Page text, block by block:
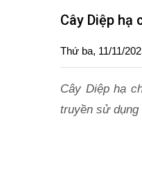
Cây Diệp hạ
Thứ ba, 11/11/
Cây Diệp hạ
truyền sử dụng